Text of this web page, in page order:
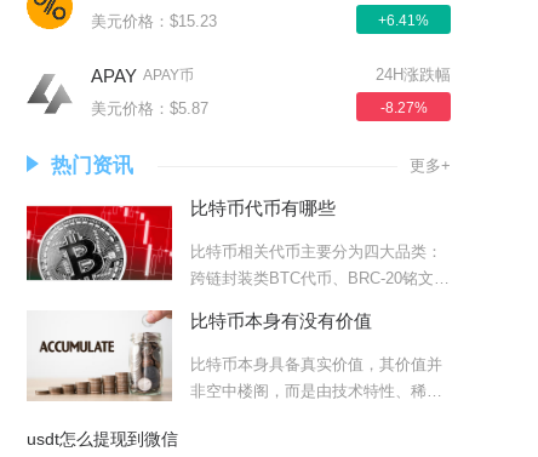
美元价格：$15.23 +6.41%
APAY APAY币
美元价格：$5.87
24H涨跌幅
-8.27%
热门资讯 更多+
比特币代币有哪些
比特币相关代币主要分为四大品类：
跨链封装类BTC代币、BRC-20铭文代
比特币本身有没有价值
比特币本身具备真实价值，其价值并
非空中楼阁，而是由技术特性、稀缺
usdt怎么提现到微信